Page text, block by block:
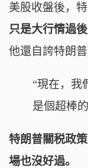
美股收盤後，
只是大行情過
他還自誇特朗
“現在，我
是個超棒
特朗普關税政
場也沒好過。